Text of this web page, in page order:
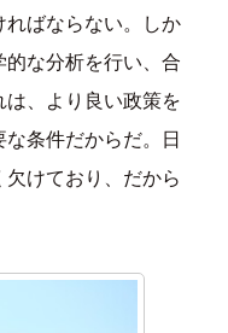
ばならない。しか
的な分析を行い、合
、より良い政策を
条件だからだ。日
けており、だから